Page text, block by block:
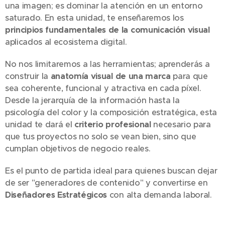
una imagen; es dominar la atención en un entorno
saturado. En esta unidad, te enseñaremos los
principios fundamentales de la comunicación visual
aplicados al ecosistema digital.
No nos limitaremos a las herramientas; aprenderás a
construir la anatomía visual de una marca para que
sea coherente, funcional y atractiva en cada píxel.
Desde la jerarquía de la información hasta la
psicología del color y la composición estratégica, esta
unidad te dará el criterio profesionalnecesario para
que tus proyectos no solo se vean bien, sino que
cumplan objetivos de negocio reales.
Es el punto de partida ideal para quienes buscan dejar
de ser "generadores de contenido" y convertirse en
Diseñadores Estratégicos con alta demanda laboral.